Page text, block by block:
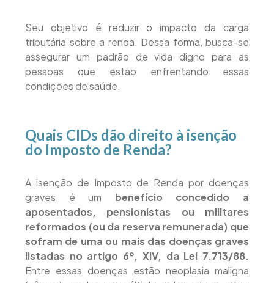
Seu objetivo é reduzir o impacto da carga
tributária sobre a renda. Dessa forma, busca-se
assegurar um padrão de vida digno para as
pessoas que estão enfrentando essas
condições de saúde.
Quais CIDs dão direito à isenção
do Imposto de Renda?
A isenção de Imposto de Renda por doenças
graves é um benefício concedido a
aposentados, pensionistas ou militares
reformados (ou da reserva remunerada) que
sofram de uma ou mais das doenças graves
listadas no artigo 6º, XIV, da Lei 7.713/88.
Entre essas doenças estão neoplasia maligna